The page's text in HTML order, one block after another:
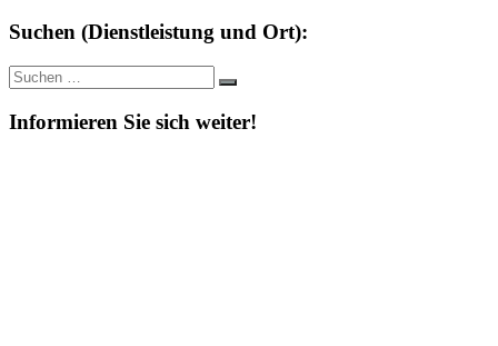
Suchen (Dienstleistung und Ort):
Suche
nach:
Suchen
Informieren Sie sich weiter!